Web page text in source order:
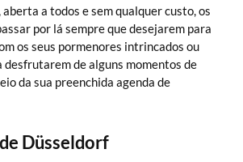
a todos e sem qualquer custo, os
por lá sempre que desejarem para
os seus pormenores intrincados ou
de alguns momentos de
da sua preenchida agenda de
Düsseldorf